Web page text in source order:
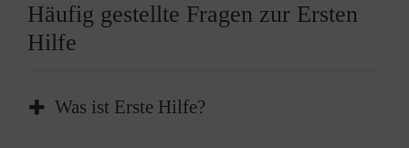
Häufig gestellte Fragen zur Ersten
Hilfe
Was ist Erste Hilfe?